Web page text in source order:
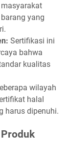
yang
Sertifikasi ini
bahwa
kualitas
wilayah
halal
harus dipenuhi.